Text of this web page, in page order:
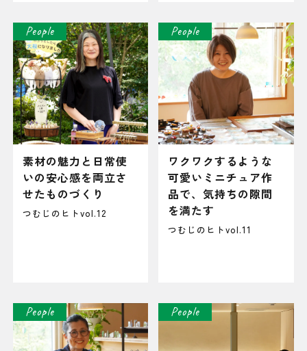
People
素材の魅力と日常使
いの安心感を両立さ
せたものづくり
つむじのヒトvol.12
People
ワクワクするような
可愛いミニチュア作
品で、気持ちの隙間
を満たす
つむじのヒトvol.11
People People